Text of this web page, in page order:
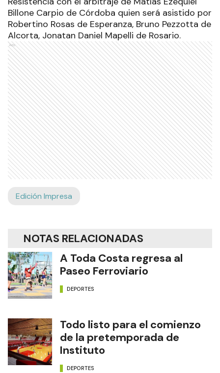
Billone Carpio de Córdoba quien será asistido por
Robertino Rosas de Esperanza, Bruno Pezzotta de
Alcorta, Jonatan Daniel Mapelli de Rosario.
Ads
Edición Impresa
NOTAS RELACIONADAS
A Toda Costa regresa al
Paseo Ferroviario
DEPORTES
Todo listo para el comienzo
de la pretemporada de
Instituto
DEPORTES